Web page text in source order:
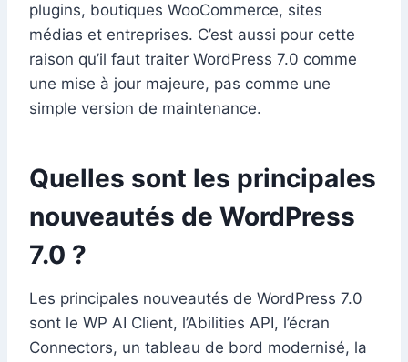
plugins, boutiques WooCommerce, sites
médias et entreprises. C’est aussi pour cette
raison qu’il faut traiter WordPress 7.0 comme
une mise à jour majeure, pas comme une
simple version de maintenance.
Quelles sont les principales
nouveautés de WordPress
7.0 ?
Les principales nouveautés de WordPress 7.0
sont le WP AI Client, l’Abilities API, l’écran
Connectors, un tableau de bord modernisé, la